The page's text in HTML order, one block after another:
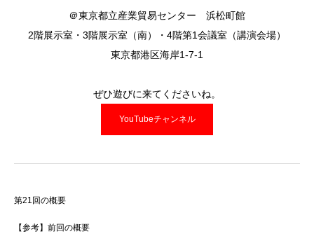
＠東京都立産業貿易センター 浜松町館
2階展示室・3階展示室（南）・4階第1会議室（講演会場）
東京都港区海岸1-7-1
ぜひ遊びに来てくださいね。
YouTubeチャンネル
第21回の概要
【参考】前回の概要